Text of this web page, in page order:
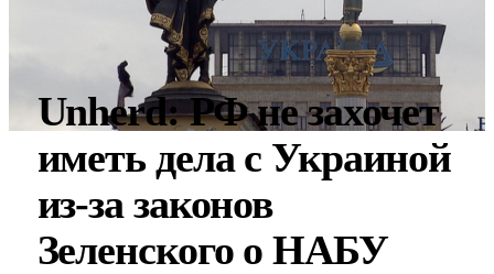
Unherd: РФ не захочет
иметь дела с Украиной
из-за законов
Зеленского о НАБУ